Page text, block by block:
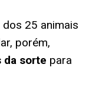
25 animais
porém,
da sorte para